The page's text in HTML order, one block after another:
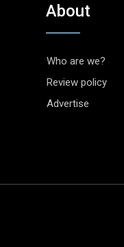
About
Who are we?
Review policy
Advertise